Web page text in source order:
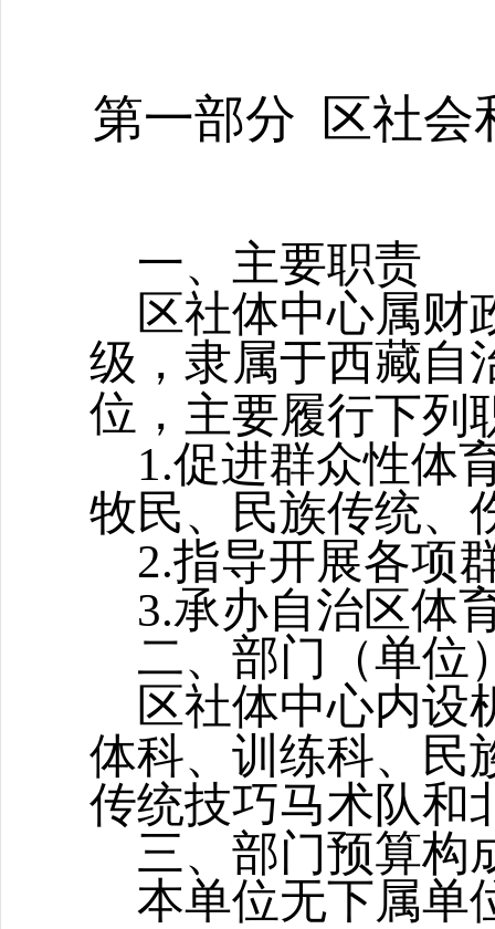
第一部分 区社会
一、主要职责
区社体中心属财
级，隶属于西藏自
位， 主要履行下列
1.促进群众性体
牧民、民族传统、
2.指导开展各项
3.承办自治区体
二、部门（单位
区社体中心内设
体科、训练科、 民
传统技巧马术队和
三、部门预算构
本单位无下属单